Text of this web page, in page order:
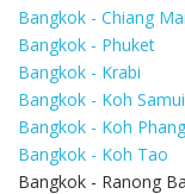
Bangkok - Chiang Mai
Bangkok - Phuket
Bangkok - Krabi
Bangkok - Koh Samui
Bangkok - Koh
Bangkok - Koh Tao
Bangkok - Ranong